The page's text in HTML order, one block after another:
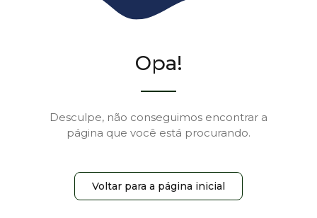
Opa!
Desculpe, não conseguimos encontrar a
página que você está procurando.
Voltar para a página inicial